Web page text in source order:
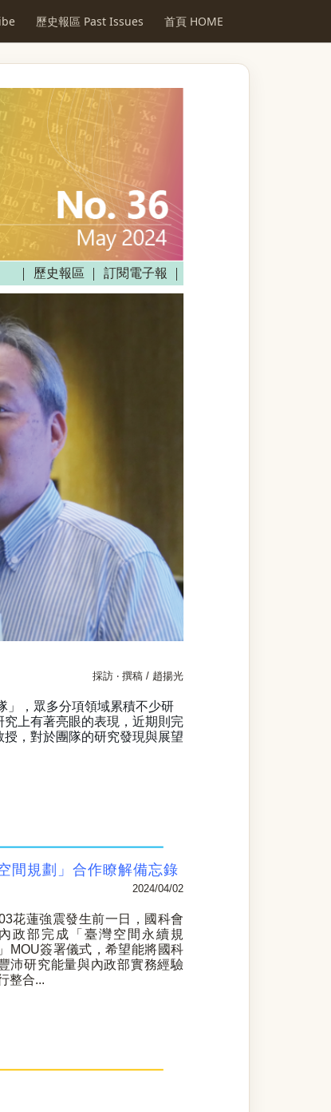
歷史報區 Past Issues 首頁 HOME
歷史報區 訂閱電子報
採訪 ‧ 撰稿 / 趙揚光
」， 眾多分項領域累積不少研
上有著亮眼的表現，近期則完
，對於團隊的研究發現與展望
間規劃」合作瞭解備忘錄
2024/04/02
花蓮強震發生前一日，國科會
政部完成「臺灣空間永續規
MOU簽署儀式，希望能將國科
沛研究能量與內政部實務經驗
整合...